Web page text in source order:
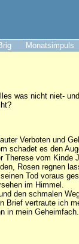
Monatsimpuls
was nicht niet-
Verboten und
schadet es den
vom Kinde
Rosen regnen
Tod voraus
im Himmel.
den schmalen
Brief vertraute ich
in mein